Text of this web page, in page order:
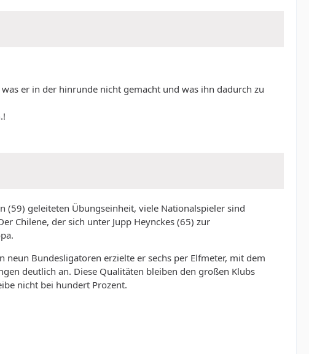
er in der hinrunde nicht gemacht und was ihn dadurch zu
geleiteten Übungseinheit, viele Nationalspieler sind
Chilene, der sich unter Jupp Heynckes (65) zur
Bundesligatoren erzielte er sechs per Elfmeter, mit dem
deutlich an. Diese Qualitäten bleiben den großen Klubs
nicht bei hundert Prozent.